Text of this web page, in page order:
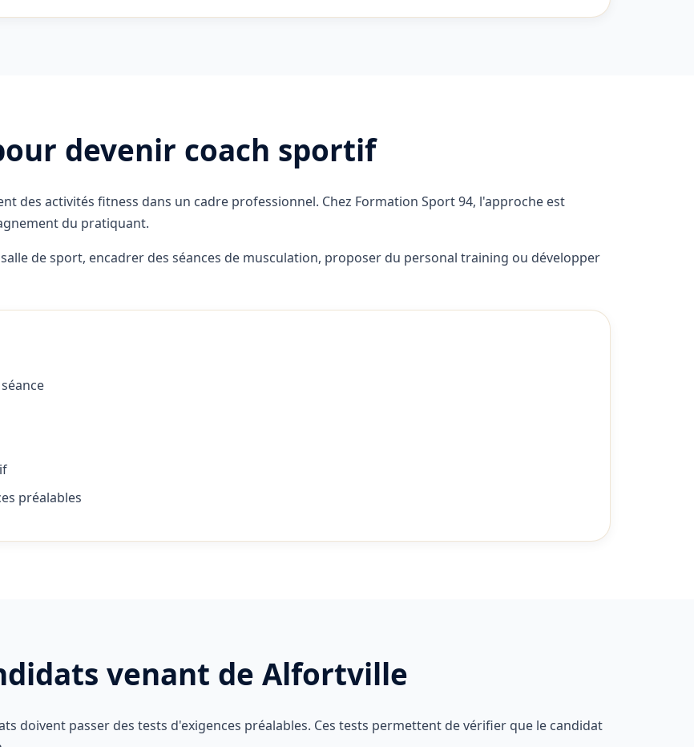
devenir coach sportif
des activités fitness dans un cadre professionnel. Chez Formation Sport 94, l'approche est
du pratiquant.
de sport, encadrer des séances de musculation, proposer du personal training ou développer
préalables
venant de Alfortville
doivent passer des tests d'exigences préalables. Ces tests permettent de vérifier que le candidat